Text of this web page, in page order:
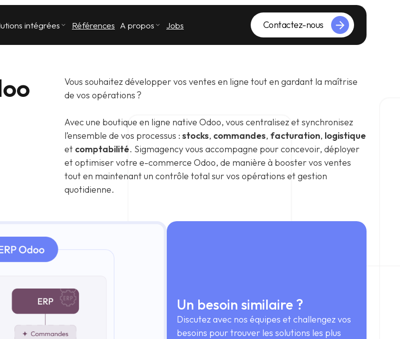
intégrées Références A propos Jobs Contactez-nous
Vous souhaitez développer vos ventes en ligne tout en gardant la maîtrise
de vos opérations ?
Avec une boutique en ligne native Odoo, vous centralisez et synchronisez
l’ensemble de vos processus : stocks, commandes, facturation, logistique
et comptabilité. Sigmagency vous accompagne pour concevoir, déployer
et optimiser votre e-commerce Odoo, de manière à booster vos ventes
tout en maintenant un contrôle total sur vos opérations et gestion
quotidienne.
Un besoin similaire ?
Discutez avec nos équipes et challengez vos
besoins pour trouver les solutions les plus